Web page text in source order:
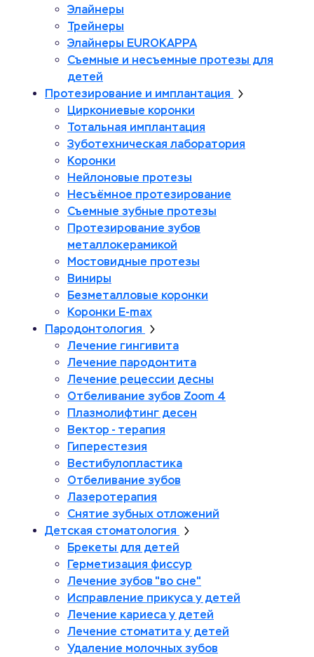
Элайнеры
Трейнеры
Элайнеры EUROKAPPA
Съемные и несъемные протезы для
детей
Протезирование и имплантация
Циркониевые коронки
Тотальная имплантация
Зуботехническая лаборатория
Коронки
Нейлоновые протезы
Несъёмное протезирование
Съемные зубные протезы
Протезирование зубов
металлокерамикой
Мостовидные протезы
Виниры
Безметалловые коронки
Коронки E-max
Пародонтология
Лечение гингивита
Лечение пародонтита
Лечение рецессии десны
Отбеливание зубов Zoom 4
Плазмолифтинг десен
Вектор - терапия
Гиперестезия
Вестибулопластика
Отбеливание зубов
Лазеротерапия
Снятие зубных отложений
Детская стоматология
Брекеты для детей
Герметизация фиссур
Лечение зубов "во сне"
Исправление прикуса у детей
Лечение кариеса у детей
Лечение стоматита у детей
Удаление молочных зубов